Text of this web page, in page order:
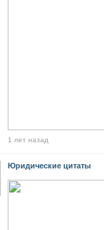
1 лет назад
Юридические цитаты